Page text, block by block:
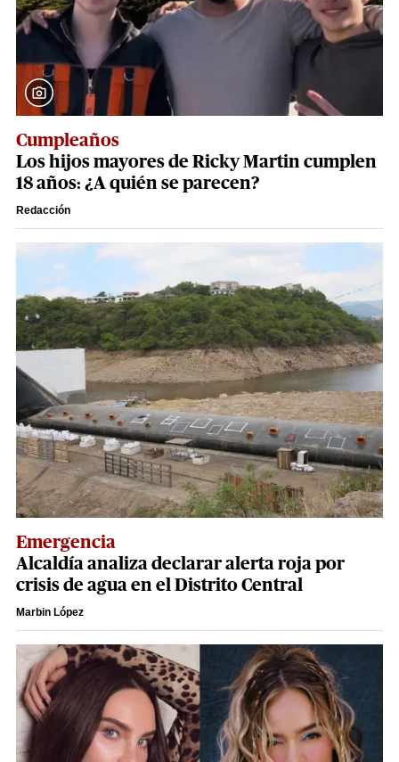
Cumpleaños
Los hijos mayores de Ricky Martin cumplen
18 años: ¿A quién se parecen?
Redacción
Emergencia
Alcaldía analiza declarar alerta roja por
crisis de agua en el Distrito Central
Marbin López